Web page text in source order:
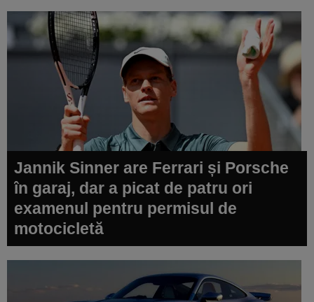
Jannik Sinner are Ferrari și Porsche
în garaj, dar a picat de patru ori
examenul pentru permisul de
motocicletă